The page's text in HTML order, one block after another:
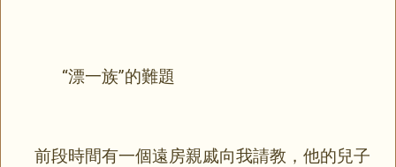
“漂一族”的難題
前段時間有一個遠房親戚向我請教，他的兒子